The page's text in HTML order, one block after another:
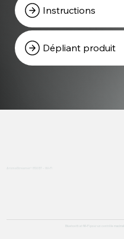
Instructions
Dépliant produit
Bluetooth et Wi-Fi pour un contrôle maximal